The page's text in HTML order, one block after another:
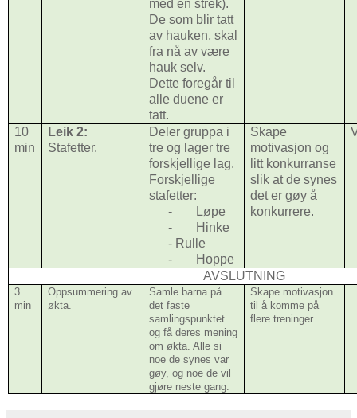
med en strek).
De som blir tatt
av hauken, skal
fra nå av være
hauk selv.
Dette foregår til
alle duene er
tatt.
10
min
Leik 2:
Stafetter.
Deler gruppa i
tre og lager tre
forskjellige lag.
Forskjellige
stafetter:
-
Løpe
-
Hinke
- Rulle
-
Hoppe
Skape
motivasjon og
litt konkurranse
slik at de synes
det er gøy å
konkurrere.
AVSLUTNING
3
min
Oppsummering av
økta.
Samle barna på
det faste
samlingspunktet
og få deres mening
om økta. Alle si
noe de synes var
gøy, og noe de vil
gjøre neste gang.
Skape motivasjon
til å komme på
flere treninger.